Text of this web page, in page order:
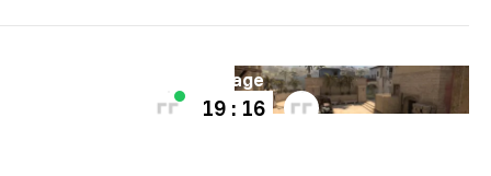
Mirage
19 : 16